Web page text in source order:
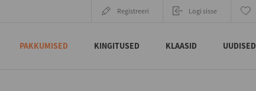
Registreeri Logi sisse
PAKKUMISED KINGITUSED KLAASID UUDISED